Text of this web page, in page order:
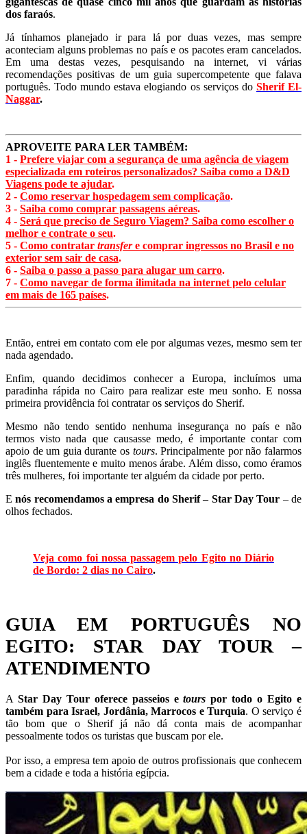
dos faraós.
Já tínhamos planejado ir para lá por duas vezes, mas sempre
aconteciam alguns problemas no país e os pacotes eram cancelados.
Em uma destas vezes, pesquisando na internet, vi várias
recomendações positivas de um guia supercompetente que falava
português. Todo mundo estava elogiando os serviços do Sherif El-
Naggar.
APROVEITE PARA LER TAMBÉM:
1 - Prefere viajar com a segurança de uma agência de viagem
especializada em roteiros personalizados? Saiba como a D&D
Viagens pode te ajudar.
2 - Como reservar hospedagem sem complicação.
3 - Saiba como comprar passagens aéreas.
4 - Será que preciso de Seguro Viagem? Saiba como escolher o
melhor e contrate o seu.
5 - Como contratar transfere comprar ingressos no Brasil e no
exterior sem sair de casa.
6 - Saiba o passo a passo para alugar um carro.
7 - Como navegar de forma ilimitada na internet pelo celular
em mais de 165 países.
Então, entrei em contato com ele por algumas vezes, mesmo sem ter
nada agendado.
Enfim, quando decidimos conhecer a Europa, incluímos uma
paradinha rápida no Cairo para realizar este meu sonho. E nossa
primeira providência foi contratar os serviços do Sherif.
Mesmo não tendo sentido nenhuma insegurança no país e não
termos visto nada que causasse medo, é importante contar com
apoio de um guia durante os tours. Principalmente por não falarmos
inglês fluentemente e muito menos árabe. Além disso, como éramos
três mulheres, foi importante ter alguém da cidade por perto.
Enós recomendamos a empresa do Sherif – Star Day Tour – de
olhos fechados.
Veja como foi nossa passagem pelo Egito no Diário
de Bordo: 2 dias no Cairo.
GUIA EM PORTUGUÊS NO
EGITO: STAR DAY TOUR –
ATENDIMENTO
A Star Day Tour oferece passeios etourspor todo o Egito e
também para Israel, Jordânia, Marrocos e Turquia. O serviço é
tão bom que o Sherif já não dá conta mais de acompanhar
pessoalmente todos os turistas que buscam por ele.
Por isso, a empresa tem apoio de outros profissionais que conhecem
bem a cidade e toda a história egípcia.